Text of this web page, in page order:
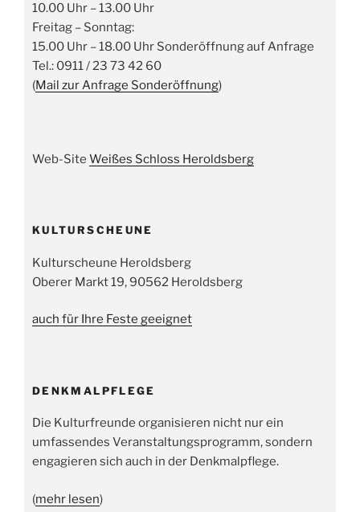
10.00 Uhr – 13.00 Uhr
Freitag – Sonntag:
15.00 Uhr – 18.00 Uhr Sonderöffnung auf Anfrage
Tel.: 0911 / 23 73 42 60
(Mail zur Anfrage Sonderöffnung)
Web-Site Weißes Schloss Heroldsberg
KULTURSCHEUNE
Kulturscheune Heroldsberg
Oberer Markt 19, 90562 Heroldsberg
auch für Ihre Feste geeignet
DENKMALPFLEGE
Die Kulturfreunde organisieren nicht nur ein
umfassendes Veranstaltungsprogramm, sondern
engagieren sich auch in der Denkmalpflege.
(mehr lesen)